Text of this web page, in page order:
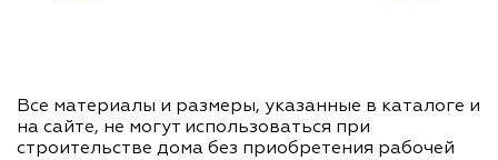
Все материалы и размеры, указанные в каталоге и
на сайте, не могут использоваться при
строительстве дома без приобретения рабочей